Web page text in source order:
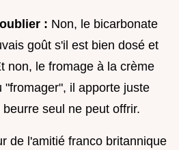
: Non, le bicarbonate
goût s'il est bien dosé et
non, le fromage à la crème
"fromager", il apporte juste
seul ne peut offrir.
de l'amitié franco britannique